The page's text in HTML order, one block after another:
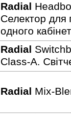
Radial
Селектор для
одного
Radial
Class-A.
Radial Mix-